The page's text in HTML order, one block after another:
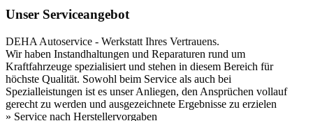
Unser Serviceangebot
DEHA Autoservice - Werkstatt Ihres Vertrauens.
Wir haben Instandhaltungen und Reparaturen rund um
Kraftfahrzeuge spezialisiert und stehen in diesem Bereich für
höchste Qualität. Sowohl beim Service als auch bei
Spezialleistungen ist es unser Anliegen, den Ansprüchen vollauf
gerecht zu werden und ausgezeichnete Ergebnisse zu erzielen
» Service nach Herstellervorgaben